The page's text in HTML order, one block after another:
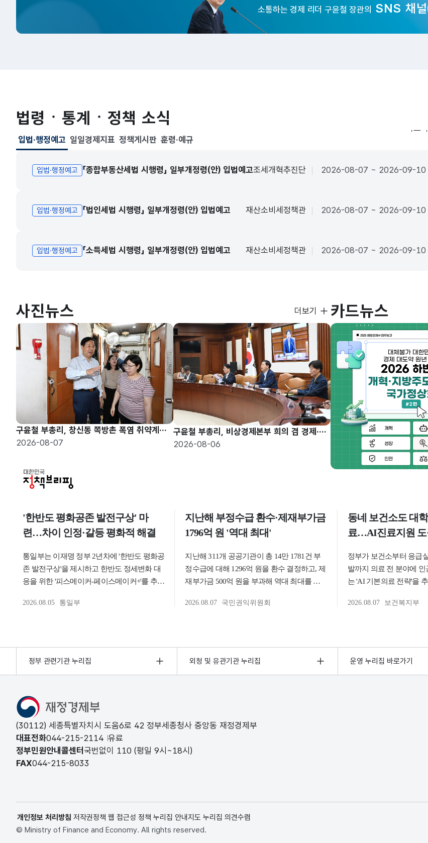
소통하는 경제 리더 구윤철 장관의 SNS 채널
법령ㆍ통계ㆍ정책 소식
입법·행정예고
선택됨
입법·행정예고
입법·행정예고 「종합부동산세법 시행령」 일부개정령(안) 입법예고조세개혁추진단 2026-08-07 ~ 2026-09-10
입법·행정예고 「법인세법 시행령」 일부개정령(안) 입법예고 재산소비세정책관 2026-08-07 ~ 2026-09-10
입법·행정예고 「소득세법 시행령」 일부개정령(안) 입법예고 재산소비세정책관 2026-08-07 ~ 2026-09-10
더보기
일일경제지표 정책게시판 훈령·예규
사진뉴스
구윤철 부총리, 창신동 쪽방촌 폭염 취약계층 현장방문
2026-08-07
구윤철 부총리, 비상경제본부 희의 겸 경제·구조혁신 관계장관회의 주재
2026-08-06
사진뉴스
더보기 카드뉴스
정부 관련기관 누리집 외청 및 유관기관 누리집 운영 누리집 바로가기
(30112) 세종특별자치시 도움6로 42 정부세종청사 중앙동 재정경제부
대표전화044-215-2114 유료
정부민원안내콜센터 국번없이 110 (평일 9시~18시)
FAX044-215-8033
개인정보 처리방침 저작권정책 웹 접근성 정책 누리집 안내지도 누리집 의견수렴
© Ministry of Finance and Economy. All rights reserved.